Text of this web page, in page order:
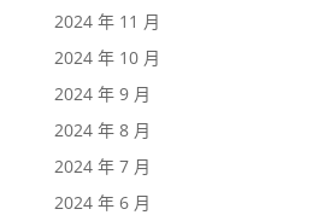
2024 年 11 月
2024 年 10 月
2024 年 9 月
2024 年 8 月
2024 年 7 月
2024 年 6 月